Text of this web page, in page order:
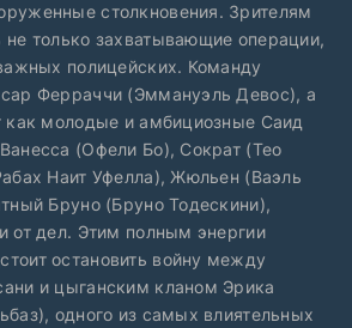
столкновения. Зрителям
не только захватывающие операции,
полицейских. Команду
Ферраччи (Эммануэль Девос), а
как молодые и амбициозные Саид
(Офели Бо), Сократ (Тео
Наит Уфелла), Жюльен (Ваэль
Бруно (Бруно Тодескини),
от дел. Этим полным энергии
остановить войну между
и цыганским кланом Эрика
одного из самых влиятельных